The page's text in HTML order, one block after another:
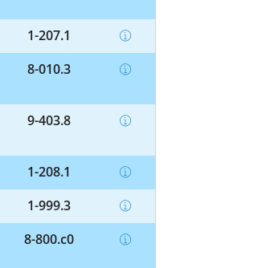
1-207.1
8-010.3
9-403.8
1-208.1
1-999.3
8-800.c0